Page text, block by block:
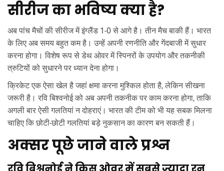
सीरीज का भविष्य क्या है?
अब पांच मैचों की सीरीज में इंग्लैंड 1-0 से आगे है। तीन मैच बाकी हैं। भारत
के लिए अब समय बहुत कम है। उन्हें अपनी रणनीति और गेंदबाजी में सुधार
करना होगा। विशेष रूप से डेथ ओवर में स्पिनरों के उपयोग और तकनीकी
त्रुटियों को सुधारने पर ध्यान देना होगा।
क्रिकेट एक ऐसा खेल है जहां क्षमा करना मुश्किल होता है, लेकिन सीखना
जरूरी है। रवि बिश्वनोई को अब अपनी तकनीक पर काम करना होगा, ताकि
अगली बार ऐसी गलतियां न दोहराएं। भारत की टीम को भी यह सबक मिलना
चाहिए कि छोटी-छोटी गलतियां बड़े नुकसान का कारण बन सकती हैं।
अक्सर पूछे जाने वाले प्रश्न